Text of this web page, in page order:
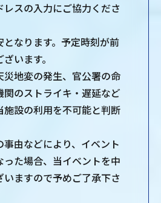
スの入力にご協力くださ
となります。予定時刻が前
います。
災地変の発生、官公署の命
のストライキ・遅延など
施設の利用を不可能と判断
由などにより、イベント
った場合、当イベントを中
ますので予めご了承下さ